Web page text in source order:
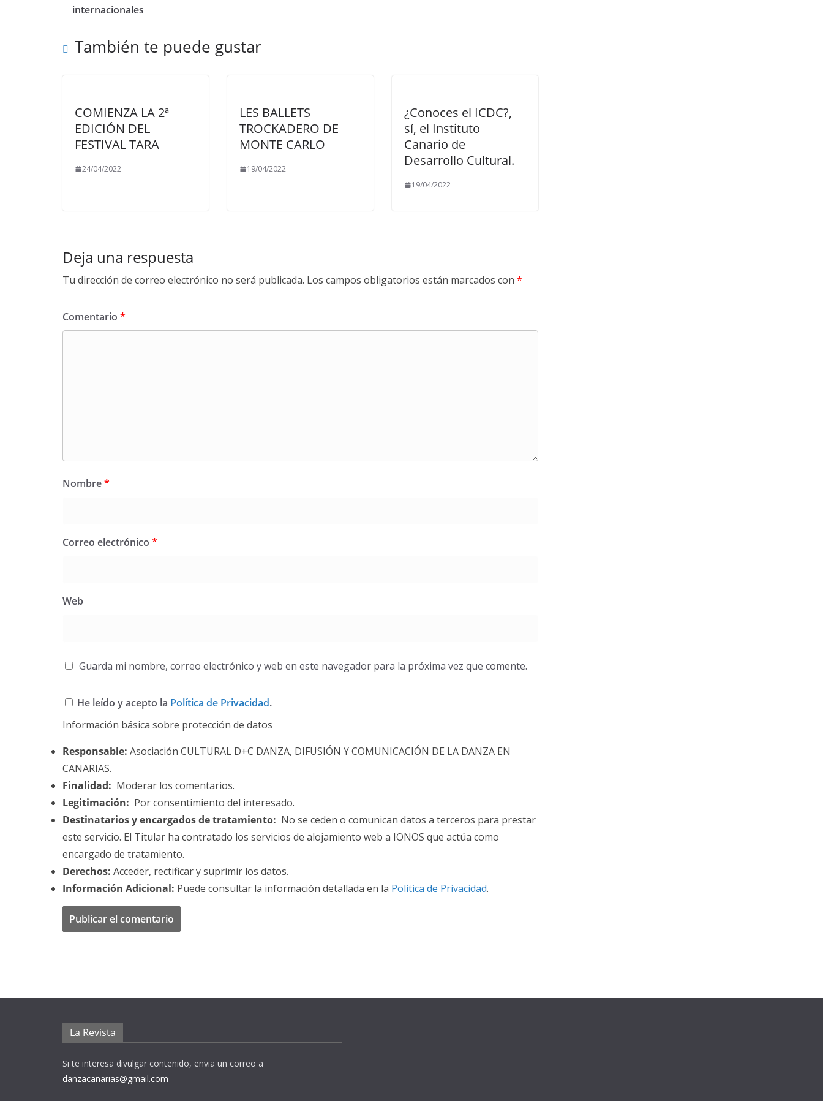
internacionales
También te puede gustar
COMIENZA LA 2ª
EDICIÓN DEL
FESTIVAL TARA
24/04/2022
LES BALLETS
TROCKADERO DE
MONTE CARLO
19/04/2022
¿Conoces el ICDC?,
sí, el Instituto
Canario de
Desarrollo Cultural.
19/04/2022
Deja una respuesta
Tu dirección de correo electrónico no será publicada. Los campos obligatorios están marcados con *
Comentario *
Nombre*
Correo electrónico *
Web
Guarda mi nombre, correo electrónico y web en este navegador para la próxima vez que comente.
He leído y acepto la Política de Privacidad.
Información básica sobre protección de datos
Responsable: Asociación CULTURAL D+C DANZA, DIFUSIÓN Y COMUNICACIÓN DE LA DANZA EN
CANARIAS.
Finalidad: Moderar los comentarios.
Legitimación: Por consentimiento del interesado.
Destinatarios y encargados de tratamiento: No se ceden o comunican datos a terceros para prestar
este servicio. El Titular ha contratado los servicios de alojamiento web a IONOS que actúa como
encargado de tratamiento.
Derechos: Acceder, rectificar y suprimir los datos.
Información Adicional: Puede consultar la información detallada en la Política de Privacidad.
La Revista
Si te interesa divulgar contenido, envia un correo a
danzacanarias@gmail.com